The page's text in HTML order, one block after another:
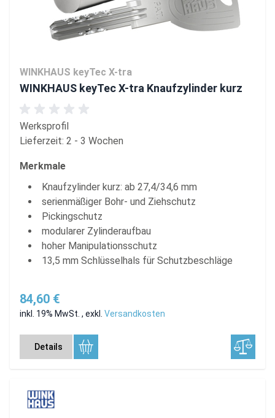
WINKHAUS keyTec X-tra
WINKHAUS keyTec X-tra Knaufzylinder kurz
Werksprofil
Lieferzeit: 2 - 3 Wochen
Merkmale
Knaufzylinder kurz: ab 27,4/34,6 mm
serienmäßiger Bohr- und Ziehschutz
Pickingschutz
modularer Zylinderaufbau
hoher Manipulationsschutz
13,5 mm Schlüsselhals für Schutzbeschläge
84,60 €
inkl. 19% MwSt. , exkl. Versandkosten
Details